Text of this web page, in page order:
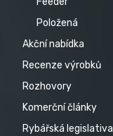
Položená
Akční nabídka
Recenze výrobků
Rozhovory
Komerční články
Rybářská legislativa